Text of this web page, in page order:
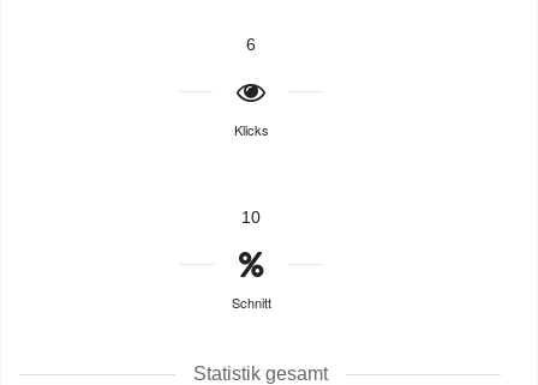
6
Klicks
10
Schnitt
Statistik gesamt